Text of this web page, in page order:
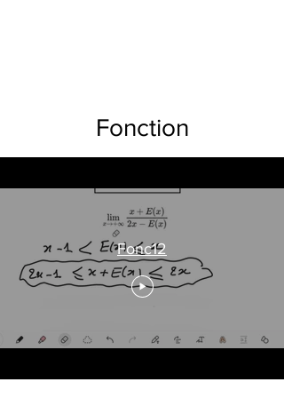
Fonction
Fonc12